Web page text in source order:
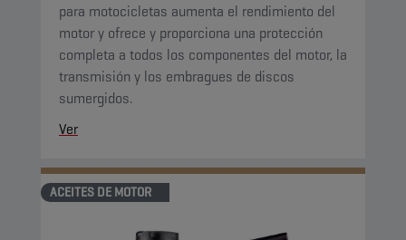
para motocicletas aumenta el rendimiento del
motor y ofrece y proporciona una protección
completa a todos los componentes del motor, la
transmisión y los embragues de discos
sumergidos.
Ver
ACEITES DE MOTOR